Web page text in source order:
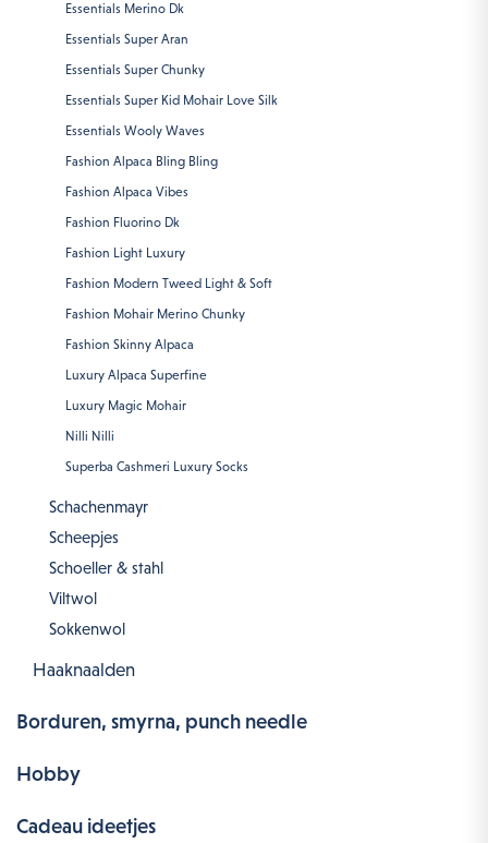
Essentials Merino Dk
Essentials Super Aran
Essentials Super Chunky
Essentials Super Kid Mohair Love Silk
Essentials Wooly Waves
Fashion Alpaca Bling Bling
Fashion Alpaca Vibes
Fashion Fluorino Dk
Fashion Light Luxury
Fashion Modern Tweed Light & Soft
Fashion Mohair Merino Chunky
Fashion Skinny Alpaca
Luxury Alpaca Superfine
Luxury Magic Mohair
Nilli Nilli
Superba Cashmeri Luxury Socks
Schachenmayr
Scheepjes
Schoeller & stahl
Viltwol
Sokkenwol
Haaknaalden
Borduren, smyrna, punch needle
Hobby
Cadeau ideetjes